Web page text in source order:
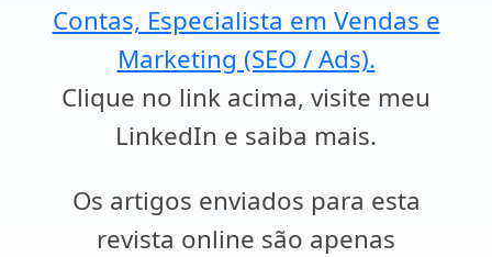
Contas, Especialista em Vendas e
Marketing (SEO / Ads).
Clique no link acima, visite meu
LinkedIn e saiba mais.
Os artigos enviados para esta
revista online são apenas